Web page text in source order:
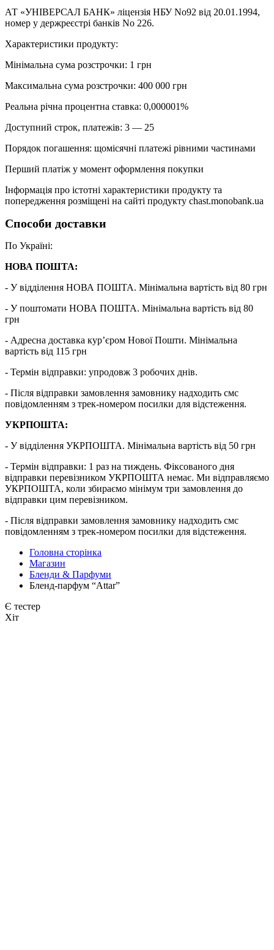
АТ «УНІВЕРСАЛ БАНК» ліцензія НБУ No92 від 20.01.1994,
номер у держреєстрі банків No 226.
Характеристики продукту:
Мінімальна сума розстрочки: 1 грн
Максимальна сума розстрочки: 400 000 грн
Реальна річна процентна ставка: 0,000001%
Доступний строк, платежів: 3 — 25
Порядок погашення: щомісячні платежі рівними частинами
Перший платіж у момент оформлення покупки
Інформація про істотні характеристики продукту та
попередження розміщені на сайті продукту chast.monobank.ua
Способи доставки
По Україні:
НОВА ПОШТА:
- У відділення НОВА ПОШТА. Мінімальна вартість від 80 грн
- У поштомати НОВА ПОШТА. Мінімальна вартість від 80
грн
- Адресна доставка кур’єром Нової Пошти. Мінімальна
вартість від 115 грн
- Термін відправки: упродовж 3 робочих днів.
- Після відправки замовлення замовнику надходить смс
повідомленням з трек-номером посилки для відстеження.
УКРПОШТА:
- У відділення УКРПОШТА. Мінімальна вартість від 50 грн
- Термін відправки: 1 раз на тиждень. Фіксованого дня
відправки перевізником УКРПОШТА немає. Ми відправляємо
УКРПОШТА, коли збираємо мінімум три замовлення до
відправки цим перевізником.
- Після відправки замовлення замовнику надходить смс
повідомленням з трек-номером посилки для відстеження.
Головна сторінка
Магазин
Бленди & Парфуми
Бленд-парфум “Attar”
Є тестер
Хіт